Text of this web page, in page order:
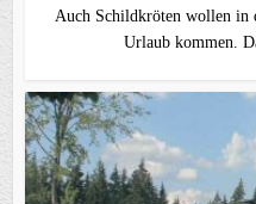
Auch Schildkröten wollen in
Urlaub kommen.